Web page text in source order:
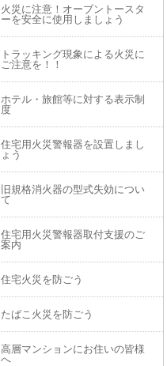
火災に注意！オーブントースタ
ーを安全に使用しましょう
トラッキング現象による火災に
ご注意を！！
ホテル・旅館等に対する表示制
度
住宅用火災警報器を設置しまし
ょう
旧規格消火器の型式失効につい
て
住宅用火災警報器取付支援のご
案内
住宅火災を防ごう
たばこ火災を防ごう
高層マンションにお住いの皆様
へ